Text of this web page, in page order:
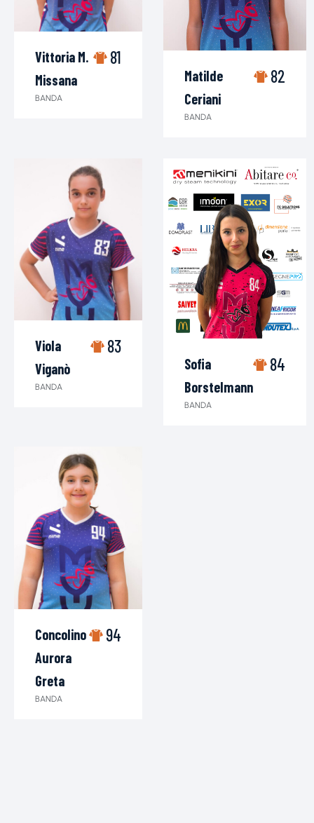
Vittoria M.
Missana
BANDA
81
Matilde
Ceriani
BANDA
82
Viola
Viganò
BANDA
83
Sofia
Borstelmann
BANDA
84
Concolino
Aurora
Greta
BANDA
94